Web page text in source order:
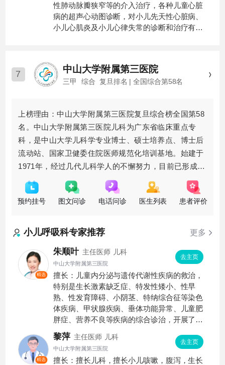
性肺动脉瓣狭窄等的介入治疗，各种儿童心脏
病的超声心动图诊断，对小儿先天性心脏病、
小儿心肌炎及小儿心律失常的诊断和治疗有丰
7 中山大学附属第三医院
三甲 综合 复旦排名 | 全国综合第58名
上榜理由：中山大学附属第三医院复旦综合榜全国第58
名。中山大学附属第三医院儿科为广东省临床重点专
科，是中山大学儿科学专业博士、硕士培养点、博士后
流动站、国家卫健委住院医师规范化培训基地。始建于
1971年，经过几代儿科学人的不懈努力，目前已形成了
以特色专科（儿童呼吸与重症医学、儿童肝病、儿童血
液肿瘤、儿童风湿免疫、
预约挂号 图文问诊 电话问诊 医生列表 患者评价
小儿呼吸科专家推荐 更多
精选
朱顺叶 主任医师 儿科
中山大学附属第三医院
去主页
擅长：儿童内分泌与遗传代谢性疾病的救治，
特别是生长激素缺乏症、特发性矮小、性早
熟、性发育障碍、小阴茎、特纳综合征等染色
体疾病、甲状腺疾病、垂体功能异常、儿童肥
胖症、营养不良等疾病的综合诊治，开展了儿
童生长发育的追踪随诊及早期干预工作。对新
生儿各类疾病的诊治特别是小于胎龄儿和早产
儿的生长追赶有丰富的临床经验。
精选
黎萍 主任医师 儿科
中山大学附属第三医院
去主页
擅长：擅长儿科，擅长小儿咳嗽，腹泻，生长